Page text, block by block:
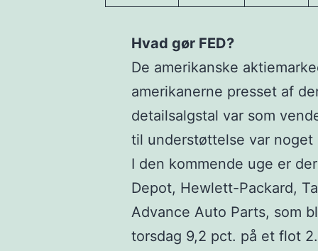
Hvad gør FED?
De amerikanske
amerikanerne presset af
detailsalgstal var som
til understøttelse var
I den kommende uge er
Depot, Hewlett-Packard,
Advance Auto Parts, som
torsdag 9,2 pct. på et flot